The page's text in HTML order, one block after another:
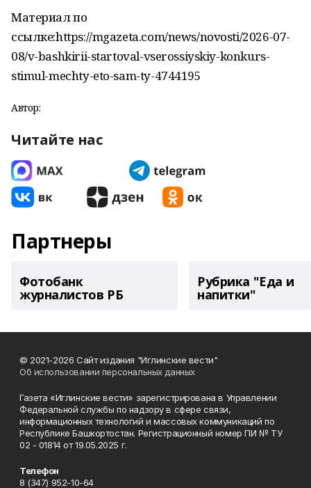
Материал по
ссылке:https://mgazeta.com/news/novosti/2026-07-
08/v-bashkirii-startoval-vserossiyskiy-konkurs-
stimul-mechty-eto-sam-ty-4744195
Автор:
Читайте нас
Партнеры
Фотобанк
журналистов РБ
Рубрика "Еда и
напитки"
© 2021-2026 Сайт издания "Иглинские вести"
Об использовании персональных данных
Газета «Иглинские вести» зарегистрирована в Управлении
Федеральной службы по надзору в сфере связи,
информационных технологий и массовых коммуникаций по
Республике Башкортостан. Регистрационный номер ПИ № ТУ
02 - 01814 от 19.05.2025 г.
Телефон
8 (347) 952-10-64